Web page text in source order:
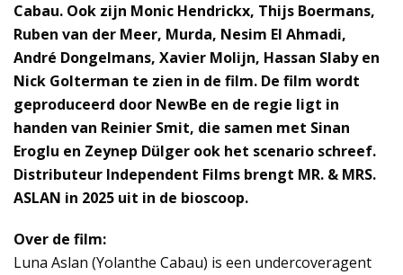
Cabau. Ook zijn Monic Hendrickx, Thijs Boermans,
Ruben van der Meer, Murda, Nesim El Ahmadi,
André Dongelmans, Xavier Molijn, Hassan Slaby en
Nick Golterman te zien in de film. De film wordt
geproduceerd door NewBe en de regie ligt in
handen van Reinier Smit, die samen met Sinan
Eroglu en Zeynep Dülger ook het scenario schreef.
Distributeur Independent Films brengt MR. & MRS.
ASLAN in 2025 uit in de bioscoop.
Over de film:
Luna Aslan (Yolanthe Cabau) is een undercoveragent